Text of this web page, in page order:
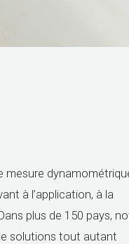
mesure
à l’application, à la
plus de 150 pays,
solutions tout autant